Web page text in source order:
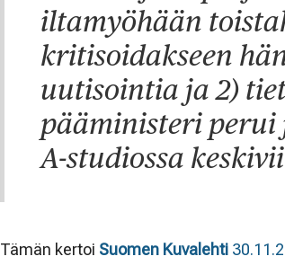
iltamyöhään
kritisoidakseen
uutisointia ja 2)
pääministeri perui
A-studiossa
Tämän kertoi Suomen Kuvalehti